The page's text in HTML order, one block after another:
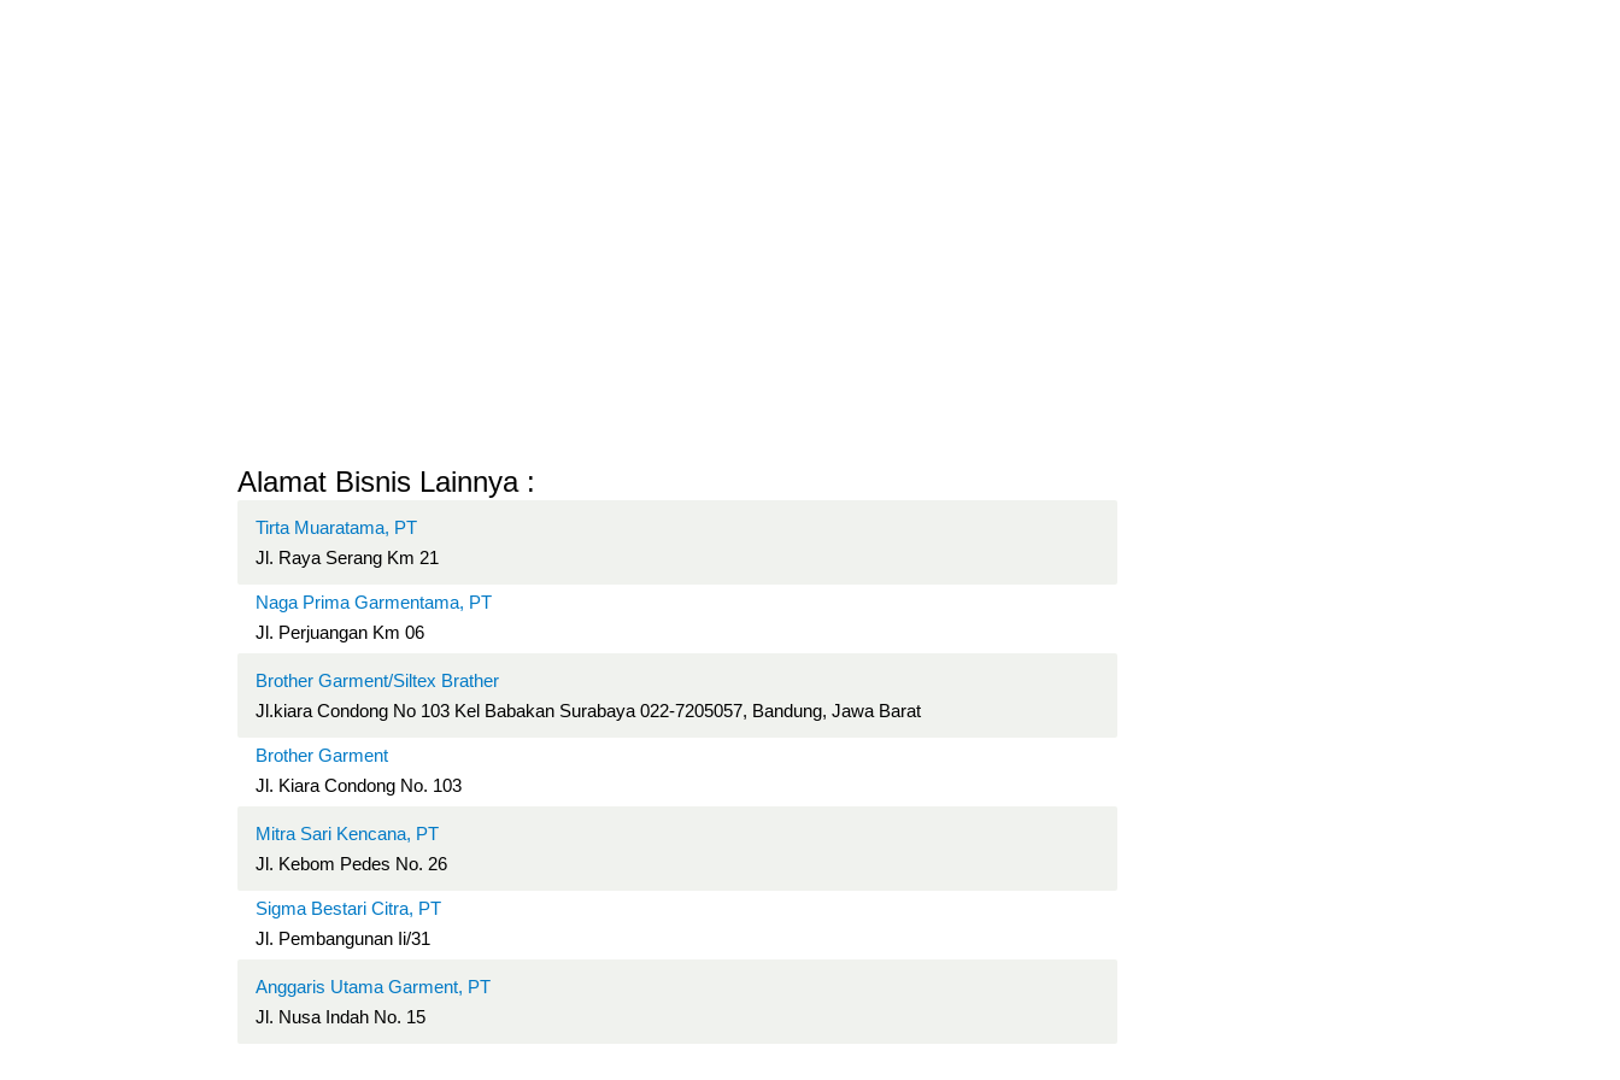
Alamat Bisnis Lainnya :
Tirta Muaratama, PT
Jl. Raya Serang Km 21
Naga Prima Garmentama, PT
Jl. Perjuangan Km 06
Brother Garment/Siltex Brather
Jl.kiara Condong No 103 Kel Babakan Surabaya 022-7205057, Bandung, Jawa Barat
Brother Garment
Jl. Kiara Condong No. 103
Mitra Sari Kencana, PT
Jl. Kebom Pedes No. 26
Sigma Bestari Citra, PT
Jl. Pembangunan Ii/31
Anggaris Utama Garment, PT
Jl. Nusa Indah No. 15